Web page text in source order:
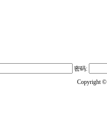
密码:
Copyright ©